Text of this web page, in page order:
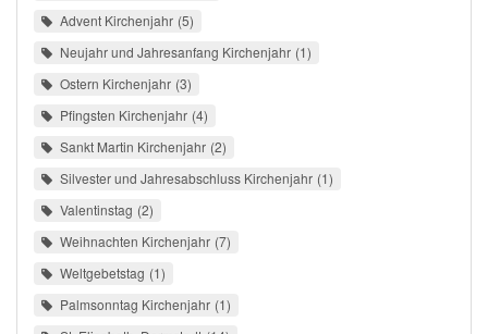
Advent Kirchenjahr 5
Neujahr und Jahresanfang Kirchenjahr 1
Ostern Kirchenjahr 3
Pfingsten Kirchenjahr 4
Sankt Martin Kirchenjahr 2
Silvester und Jahresabschluss Kirchenjahr 1
Valentinstag 2
Weihnachten Kirchenjahr 7
Weltgebetstag 1
Palmsonntag Kirchenjahr 1